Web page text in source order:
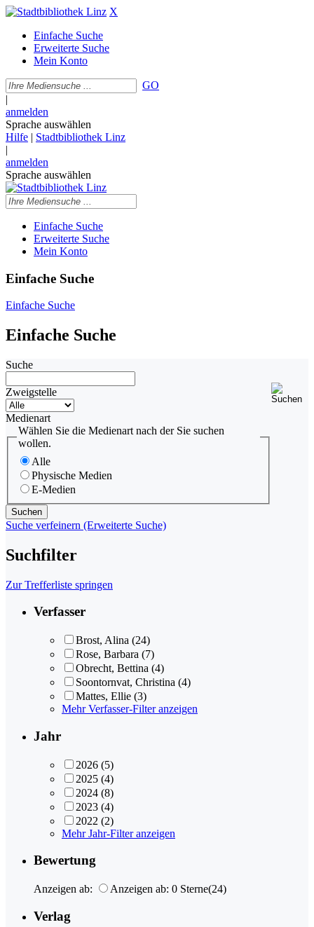
X
Einfache Suche
Erweiterte Suche
Mein Konto
GO
|
anmelden
Sprache auswählen
Hilfe | Stadtbibliothek Linz
|
anmelden
Sprache auswählen
Einfache Suche
Erweiterte Suche
Mein Konto
Einfache Suche
Einfache Suche
Einfache Suche
Suche
Zweigstelle
Medienart
Wählen Sie die Medienart nach der Sie suchen
wollen.
Alle
Physische Medien
E-Medien
Suche verfeinern (Erweiterte Suche)
Suchfilter
Zur Trefferliste springen
Verfasser
Brost, Alina (24)
Rose, Barbara (7)
Obrecht, Bettina (4)
Soontornvat, Christina (4)
Mattes, Ellie (3)
Mehr Verfasser-Filter anzeigen
Jahr
2026 (5)
2025 (4)
2024 (8)
2023 (4)
2022 (2)
Mehr Jahr-Filter anzeigen
Bewertung
Anzeigen ab: Anzeigen ab: 0 Sterne(24)
Verlag